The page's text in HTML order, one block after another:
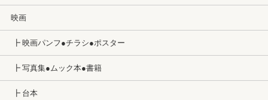
映画
┣ 映画パンフ●チラシ●ポスター
┣ 写真集●ムック本●書籍
┣ 台本